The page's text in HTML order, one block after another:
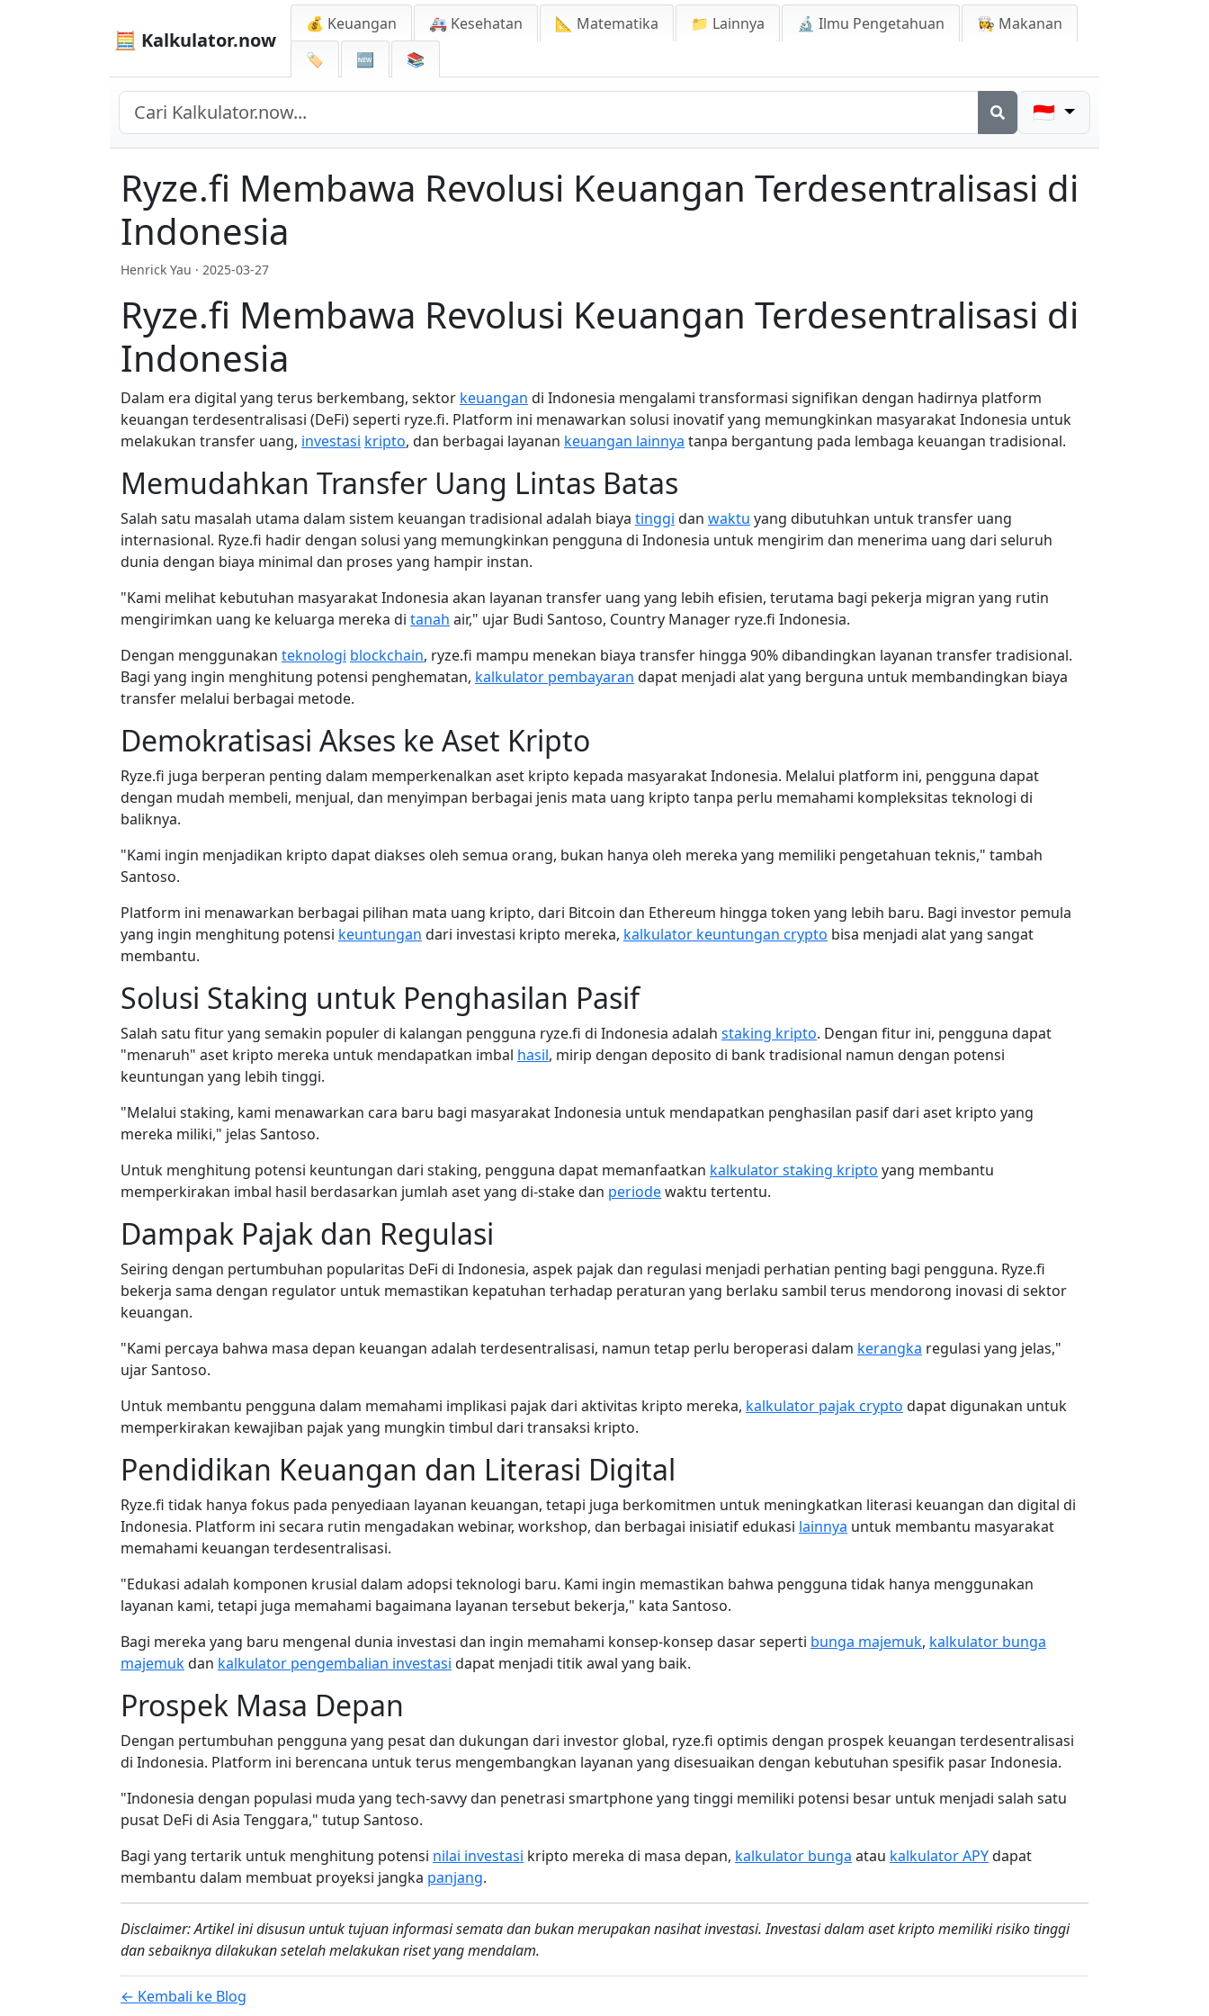
🧮 Kalkulator.now
💰 Keuangan 🚑 Kesehatan 📐 Matematika 📁 Lainnya 🔬 Ilmu Pengetahuan
👩‍🍳 Makanan
🏷️
🆕 📚
🇮🇩
Ryze.fi Membawa Revolusi Keuangan Terdesentralisasi di
Indonesia
Henrick Yau · 2025-03-27
Ryze.fi Membawa Revolusi Keuangan Terdesentralisasi di
Indonesia
Dalam era digital yang terus berkembang, sektor keuangan di Indonesia mengalami transformasi signifikan dengan hadirnya platform
keuangan terdesentralisasi (DeFi) seperti ryze.fi. Platform ini menawarkan solusi inovatif yang memungkinkan masyarakat Indonesia untuk
melakukan transfer uang, investasi kripto, dan berbagai layanan keuangan lainnya tanpa bergantung pada lembaga keuangan tradisional.
Memudahkan Transfer Uang Lintas Batas
Salah satu masalah utama dalam sistem keuangan tradisional adalah biaya tinggi dan waktu yang dibutuhkan untuk transfer uang
internasional. Ryze.fi hadir dengan solusi yang memungkinkan pengguna di Indonesia untuk mengirim dan menerima uang dari seluruh
dunia dengan biaya minimal dan proses yang hampir instan.
"Kami melihat kebutuhan masyarakat Indonesia akan layanan transfer uang yang lebih efisien, terutama bagi pekerja migran yang rutin
mengirimkan uang ke keluarga mereka di tanah air," ujar Budi Santoso, Country Manager ryze.fi Indonesia.
Dengan menggunakan teknologi blockchain, ryze.fi mampu menekan biaya transfer hingga 90% dibandingkan layanan transfer tradisional.
Bagi yang ingin menghitung potensi penghematan, kalkulator pembayaran dapat menjadi alat yang berguna untuk membandingkan biaya
transfer melalui berbagai metode.
Demokratisasi Akses ke Aset Kripto
Ryze.fi juga berperan penting dalam memperkenalkan aset kripto kepada masyarakat Indonesia. Melalui platform ini, pengguna dapat
dengan mudah membeli, menjual, dan menyimpan berbagai jenis mata uang kripto tanpa perlu memahami kompleksitas teknologi di
baliknya.
"Kami ingin menjadikan kripto dapat diakses oleh semua orang, bukan hanya oleh mereka yang memiliki pengetahuan teknis," tambah
Santoso.
Platform ini menawarkan berbagai pilihan mata uang kripto, dari Bitcoin dan Ethereum hingga token yang lebih baru. Bagi investor pemula
yang ingin menghitung potensi keuntungan dari investasi kripto mereka, kalkulator keuntungan crypto bisa menjadi alat yang sangat
membantu.
Solusi Staking untuk Penghasilan Pasif
Salah satu fitur yang semakin populer di kalangan pengguna ryze.fi di Indonesia adalah staking kripto. Dengan fitur ini, pengguna dapat
"menaruh" aset kripto mereka untuk mendapatkan imbal hasil, mirip dengan deposito di bank tradisional namun dengan potensi
keuntungan yang lebih tinggi.
"Melalui staking, kami menawarkan cara baru bagi masyarakat Indonesia untuk mendapatkan penghasilan pasif dari aset kripto yang
mereka miliki," jelas Santoso.
Untuk menghitung potensi keuntungan dari staking, pengguna dapat memanfaatkan kalkulator staking kripto yang membantu
memperkirakan imbal hasil berdasarkan jumlah aset yang di-stake dan periodewaktu tertentu.
Dampak Pajak dan Regulasi
Seiring dengan pertumbuhan popularitas DeFi di Indonesia, aspek pajak dan regulasi menjadi perhatian penting bagi pengguna. Ryze.fi
bekerja sama dengan regulator untuk memastikan kepatuhan terhadap peraturan yang berlaku sambil terus mendorong inovasi di sektor
keuangan.
"Kami percaya bahwa masa depan keuangan adalah terdesentralisasi, namun tetap perlu beroperasi dalam kerangka regulasi yang jelas,"
ujar Santoso.
Untuk membantu pengguna dalam memahami implikasi pajak dari aktivitas kripto mereka, kalkulator pajak crypto dapat digunakan untuk
memperkirakan kewajiban pajak yang mungkin timbul dari transaksi kripto.
Pendidikan Keuangan dan Literasi Digital
Ryze.fi tidak hanya fokus pada penyediaan layanan keuangan, tetapi juga berkomitmen untuk meningkatkan literasi keuangan dan digital di
Indonesia. Platform ini secara rutin mengadakan webinar, workshop, dan berbagai inisiatif edukasi lainnya untuk membantu masyarakat
memahami keuangan terdesentralisasi.
"Edukasi adalah komponen krusial dalam adopsi teknologi baru. Kami ingin memastikan bahwa pengguna tidak hanya menggunakan
layanan kami, tetapi juga memahami bagaimana layanan tersebut bekerja," kata Santoso.
Bagi mereka yang baru mengenal dunia investasi dan ingin memahami konsep-konsep dasar seperti bunga majemuk, kalkulator bunga
majemukdan kalkulator pengembalian investasi dapat menjadi titik awal yang baik.
Prospek Masa Depan
Dengan pertumbuhan pengguna yang pesat dan dukungan dari investor global, ryze.fi optimis dengan prospek keuangan terdesentralisasi
di Indonesia. Platform ini berencana untuk terus mengembangkan layanan yang disesuaikan dengan kebutuhan spesifik pasar Indonesia.
"Indonesia dengan populasi muda yang tech-savvy dan penetrasi smartphone yang tinggi memiliki potensi besar untuk menjadi salah satu
pusat DeFi di Asia Tenggara," tutup Santoso.
Bagi yang tertarik untuk menghitung potensi nilai investasi kripto mereka di masa depan, kalkulator bunga atau kalkulator APYdapat
membantu dalam membuat proyeksi jangka panjang.
Disclaimer: Artikel ini disusun untuk tujuan informasi semata dan bukan merupakan nasihat investasi. Investasi dalam aset kripto memiliki risiko tinggi
dan sebaiknya dilakukan setelah melakukan riset yang mendalam.
← Kembali ke Blog